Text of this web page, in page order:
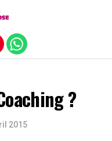
?
2015
mobile